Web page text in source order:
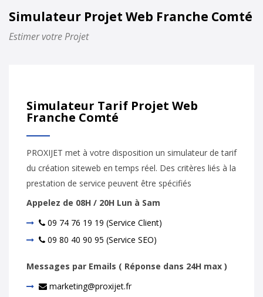
Simulateur Projet Web Franche Comté
Estimer votre Projet
Simulateur Tarif Projet Web
Franche Comté
PROXIJET met à votre disposition un simulateur de tarif
du création siteweb en temps réel. Des critères liés à la
prestation de service peuvent être spécifiés
Appelez de 08H / 20H Lun à Sam
09 74 76 19 19 (Service Client)
09 80 40 90 95 (Service SEO)
Messages par Emails ( Réponse dans 24H max )
marketing@proxijet.fr